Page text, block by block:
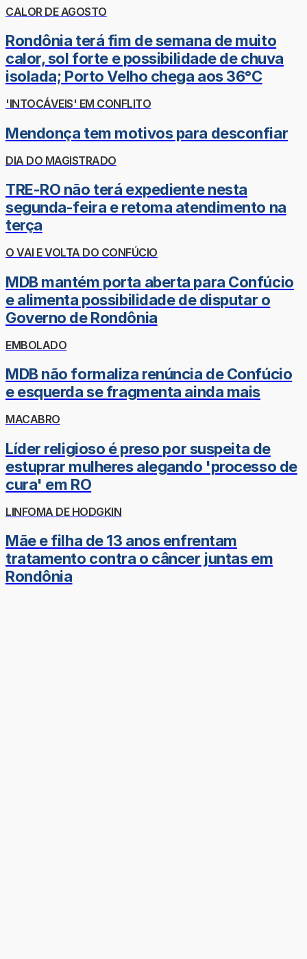
CALOR DE AGOSTO
Rondônia terá fim de semana de muito
calor, sol forte e possibilidade de chuva
isolada; Porto Velho chega aos 36°C
'INTOCÁVEIS' EM CONFLITO
Mendonça tem motivos para desconfiar
DIA DO MAGISTRADO
TRE-RO não terá expediente nesta
segunda-feira e retoma atendimento na
terça
O VAI E VOLTA DO CONFÚCIO
MDB mantém porta aberta para Confúcio
e alimenta possibilidade de disputar o
Governo de Rondônia
EMBOLADO
MDB não formaliza renúncia de Confúcio
e esquerda se fragmenta ainda mais
MACABRO
Líder religioso é preso por suspeita de
estuprar mulheres alegando 'processo de
cura' em RO
LINFOMA DE HODGKIN
Mãe e filha de 13 anos enfrentam
tratamento contra o câncer juntas em
Rondônia